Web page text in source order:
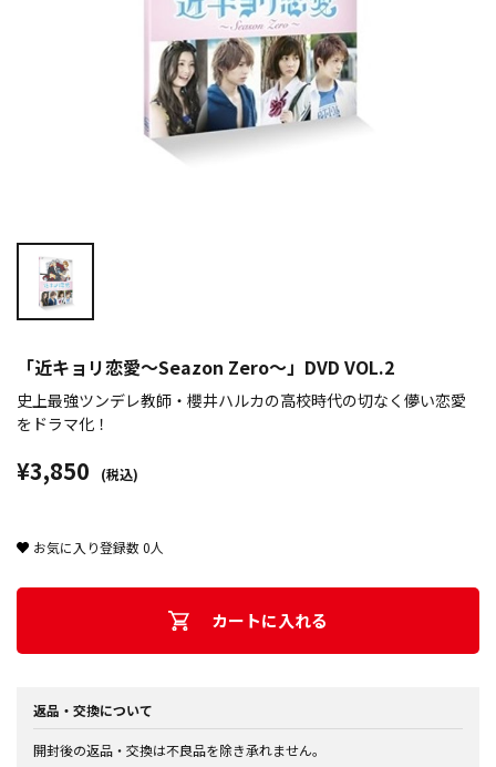
「近キョリ恋愛～Seazon Zero～」DVD VOL.2
史上最強ツンデレ教師・櫻井ハルカの高校時代の切なく儚い恋愛
をドラマ化！
¥3,850 (税込)
お気に入り登録数0人
カートに入れる
返品・交換について
開封後の返品・交換は不良品を除き承れません。